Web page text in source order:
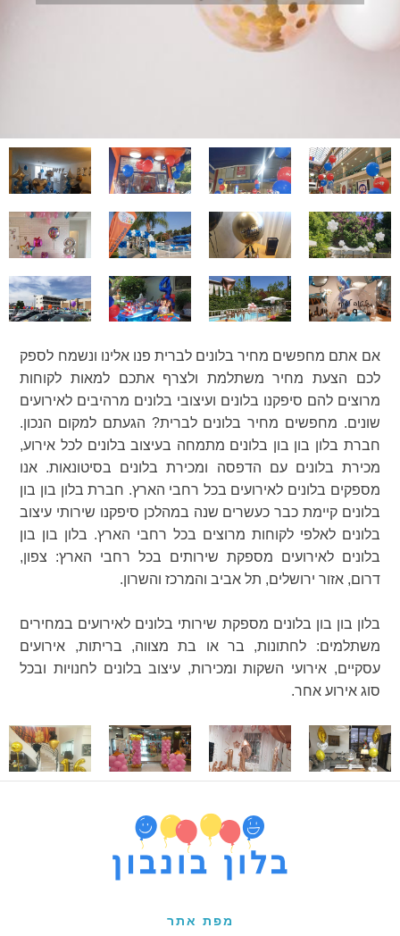
אם אתם מחפשים מחיר בלונים לברית פנו אלינו ונשמח לספק
לכם הצעת מחיר משתלמת ולצרף אתכם למאות לקוחות
מרוצים להם סיפקנו בלונים ועיצובי בלונים מרהיבים לאירועים
שונים. מחפשים מחיר בלונים לברית? הגעתם למקום הנכון.
חברת בלון בון בון בלונים מתמחה בעיצוב בלונים לכל אירוע,
מכירת בלונים עם הדפסה ומכירת בלונים בסיטונאות. אנו
מספקים בלונים לאירועים בכל רחבי הארץ. חברת בלון בון בון
בלונים קיימת כבר כעשרים שנה במהלכן סיפקנו שירותי עיצוב
בלונים לאלפי לקוחות מרוצים בכל רחבי הארץ. בלון בון בון
בלונים לאירועים מספקת שירותים בכל רחבי הארץ: צפון,
דרום, אזור ירושלים, תל אביב והמרכז והשרון.
בלון בון בון בלונים מספקת שירותי בלונים לאירועים במחירים
משתלמים: לחתונות, בר או בת מצווה, בריתות, אירועים
עסקיים, אירועי השקות ומכירות, עיצוב בלונים לחנויות ובכל
סוג אירוע אחר.
מפת אתר